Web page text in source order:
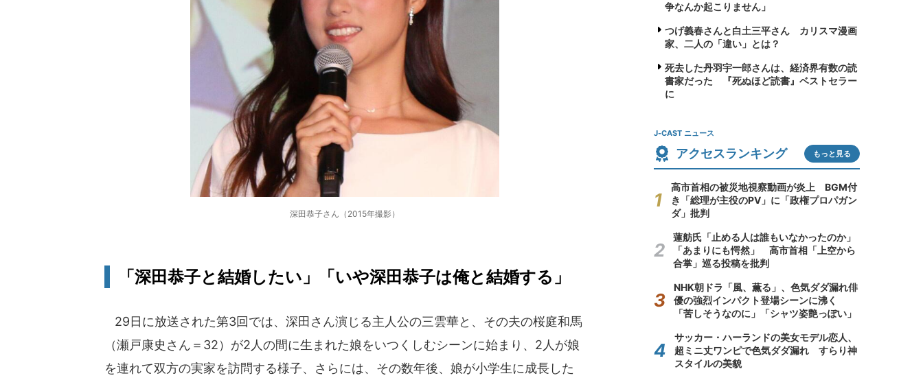
深田恭子さん（2015年撮影）
「深田恭子と結婚したい」「いや深田恭子は俺と結婚する」
29日に放送された第3回では、深田さん演じる主人公の三雲華と、その夫の桜庭和馬
（瀬戸康史さん＝32）が2人の間に生まれた娘をいつくしむシーンに始まり、2人が娘
を連れて双方の実家を訪問する様子、さらには、その数年後、娘が小学生に成長した
争なんか起こりません」
つげ義春さんと白土三平さん カリスマ漫画
家、二人の「違い」とは？
死去した丹羽宇一郎さんは、経済界有数の読
書家だった 『死ぬほど読書』ベストセラー
に
J-CAST ニュース
アクセスランキング もっと見る
高市首相の被災地視察動画が炎上 BGM付
き「総理が主役のPV」に「政権プロパガン
ダ」批判
蓮舫氏「止める人は誰もいなかったのか」
「あまりにも愕然」 高市首相「上空から
合掌」巡る投稿を批判
NHK朝ドラ「風、薫る」、色気ダダ漏れ俳
優の強烈インパクト登場シーンに沸く
「苦しそうなのに」「シャツ姿艶っぽい」
サッカー・ハーランドの美女モデル恋人、
超ミニ丈ワンピで色気ダダ漏れ すらり神
スタイルの美貌